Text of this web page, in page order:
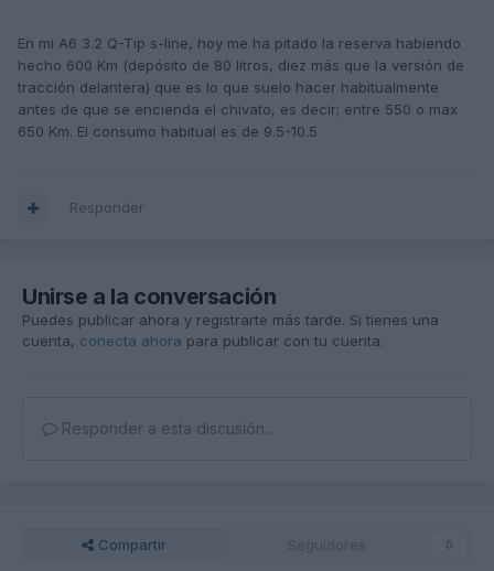
En mi A6 3.2 Q-Tip s-line, hoy me ha pitado la reserva habiendo
hecho 600 Km (depósito de 80 litros, diez más que la versión de
tracción delantera) que es lo que suelo hacer habitualmente
antes de que se encienda el chivato, es decir; entre 550 o max
650 Km. El consumo habitual es de 9.5-10.5
Responder
Unirse a la conversación
Puedes publicar ahora y registrarte más tarde. Si tienes una
cuenta, conecta ahora para publicar con tu cuenta.
Responder a esta discusión...
Compartir Seguidores 0